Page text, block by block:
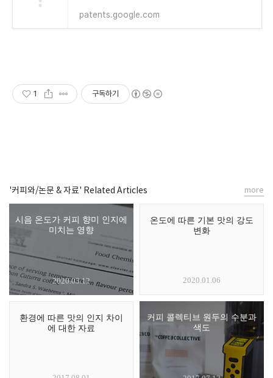
patents.google.com
1 구독하기
'커피와/논문 & 자료' Related Articles
시음 온도가 커피 향미 인지에
미치는 영향
2020.03.12
온도에 따른 기본 맛의 강도
변화
2020.01.06
환경에 따른 맛의 인지 차이
에 대한 자료
커피 콜렉티브 원두의 수분과
색도
more